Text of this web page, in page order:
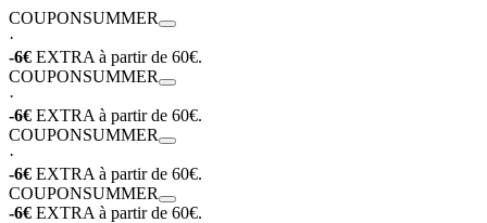
COUPONSUMMER
·
-6€ EXTRA à partir de 60€.
COUPONSUMMER
·
-6€ EXTRA à partir de 60€.
COUPONSUMMER
·
-6€ EXTRA à partir de 60€.
COUPONSUMMER
-6€ EXTRA à partir de 60€.